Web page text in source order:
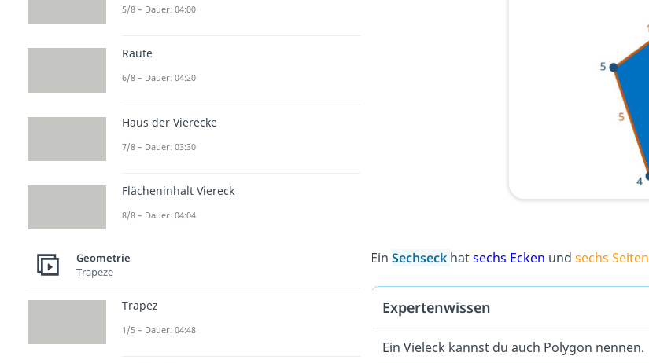
Ein Sechseck hatsechs Ecken und sechs Seiten
Expertenwissen
Ein Vieleck kannst du auch Polygon nennen.
5/8 – Dauer: 04:00
Raute
6/8 – Dauer: 04:20
Haus der Vierecke
7/8 – Dauer: 03:30
Flächeninhalt Viereck
8/8 – Dauer: 04:04
Geometrie
Trapeze
Trapez
1/5 – Dauer: 04:48